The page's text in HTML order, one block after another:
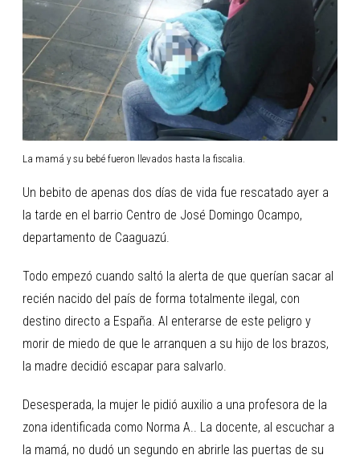
La mamá y su bebé fueron llevados hasta la fiscalia.
Un bebito de apenas dos días de vida fue rescatado ayer a
la tarde en el barrio Centro de José Domingo Ocampo,
departamento de Caaguazú.
Todo empezó cuando saltó la alerta de que querían sacar al
recién nacido del país de forma totalmente ilegal, con
destino directo a España. Al enterarse de este peligro y
morir de miedo de que le arranquen a su hijo de los brazos,
la madre decidió escapar para salvarlo.
Desesperada, la mujer le pidió auxilio a una profesora de la
zona identificada como Norma A.. La docente, al escuchar a
la mamá, no dudó un segundo en abrirle las puertas de su